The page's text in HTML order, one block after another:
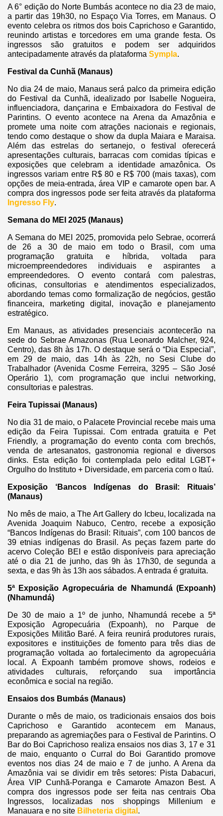
A 6° edição do Norte Bumbás acontece no dia 23 de maio,
a partir das 19h30, no Espaço Via Torres, em Manaus. O
evento celebra os ritmos dos bois Caprichoso e Garantido,
reunindo artistas e torcedores em uma grande festa. Os
ingressos são gratuitos e podem ser adquiridos
antecipadamente através da plataforma Sympla.
Festival da Cunhã (Manaus)
No dia 24 de maio, Manaus será palco da primeira edição
do Festival da Cunhã, idealizado por Isabelle Nogueira,
influenciadora, dançarina e Embaixadora do Festival de
Parintins. O evento acontece na Arena da Amazônia e
promete uma noite com atrações nacionais e regionais,
tendo como destaque o show da dupla Maiara e Maraisa.
Além das estrelas do sertanejo, o festival oferecerá
apresentações culturais, barracas com comidas típicas e
exposições que celebram a identidade amazônica. Os
ingressos variam entre R$ 80 e R$ 700 (mais taxas), com
opções de meia-entrada, área VIP e camarote open bar. A
compra dos ingressos pode ser feita através da plataforma
Ingresso Fly.
Semana do MEI 2025 (Manaus)
A Semana do MEI 2025, promovida pelo Sebrae, ocorrerá
de 26 a 30 de maio em todo o Brasil, com uma
programação gratuita e híbrida, voltada para
microempreendedores individuais e aspirantes a
empreendedores. O evento contará com palestras,
oficinas, consultorias e atendimentos especializados,
abordando temas como formalização de negócios, gestão
financeira, marketing digital, inovação e planejamento
estratégico.
Em Manaus, as atividades presenciais acontecerão na
sede do Sebrae Amazonas (Rua Leonardo Malcher, 924,
Centro), das 8h às 17h. O destaque será o “Dia Especial”,
em 29 de maio, das 14h às 22h, no Sesi Clube do
Trabalhador (Avenida Cosme Ferreira, 3295 – São José
Operário 1), com programação que inclui networking,
consultorias e palestras.
Feira Tupissai (Manaus)
No dia 31 de maio, o Palacete Provincial recebe mais uma
edição da Feira Tupissai. Com entrada gratuita e Pet
Friendly, a programação do evento conta com brechós,
venda de artesanatos, gastronomia regional e diversos
dinks. Esta edição foi contemplada pelo edital LGBT+
Orgulho do Instituto + Diversidade, em parceria com o Itaú.
Exposição ‘Bancos Indígenas do Brasil: Rituais’
(Manaus)
No mês de maio, a The Art Gallery do Icbeu, localizada na
Avenida Joaquim Nabuco, Centro, recebe a exposição
“Bancos Indígenas do Brasil: Rituais”, com 100 bancos de
39 etnias indígenas do Brasil. As peças fazem parte do
acervo Coleção BEI e estão disponíveis para apreciação
até o dia 21 de junho, das 9h às 17h30, de segunda a
sexta, e das 9h às 13h aos sábados. A entrada é gratuita.
5ª Exposição Agropecuária de Nhamundá (Expoanh)
(Nhamundá)
De 30 de maio a 1º de junho, Nhamundá recebe a 5ª
Exposição Agropecuária (Expoanh), no Parque de
Exposições Militão Baré. A feira reunirá produtores rurais,
expositores e instituições de fomento para três dias de
programação voltada ao fortalecimento da agropecuária
local. A Expoanh também promove shows, rodeios e
atividades culturais, reforçando sua importância
econômica e social na região.
Ensaios dos Bumbás (Manaus)
Durante o mês de maio, os tradicionais ensaios dos bois
Caprichoso e Garantido acontecem em Manaus,
preparando as agremiações para o Festival de Parintins. O
Bar do Boi Caprichoso realiza ensaios nos dias 3, 17 e 31
de maio, enquanto o Curral do Boi Garantido promove
eventos nos dias 24 de maio e 7 de junho. A Arena da
Amazônia vai se dividir em três setores: Pista Dabacuri,
Área VIP Cunhã-Poranga e Camarote Amazon Best. A
compra dos ingressos pode ser feita nas centrais Oba
Ingressos, localizadas nos shoppings Millenium e
Manauara e no site Bilheteria digital .